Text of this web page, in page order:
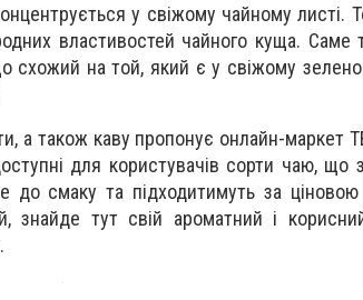
у свіжому чайному листі.
властивостей чайного куща. Саме
схожий на той, який є у свіжому
а також каву пропонує онлайн-маркет
для користувачів сорти чаю, що
до смаку та підходитимуть за
знайде тут свій ароматний і